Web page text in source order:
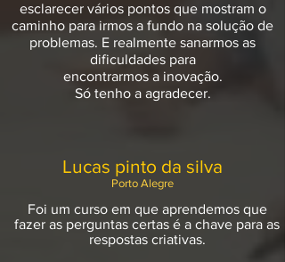
esclarecer vários pontos que mostram o
caminho para irmos a fundo na solução de
problemas. E realmente sanarmos as
dificuldades para
encontrarmos a inovação.
Só tenho a agradecer.
Lucas pinto da silva
Porto Alegre
Foi um curso em que aprendemos que
fazer as perguntas certas é a chave para as
respostas criativas.